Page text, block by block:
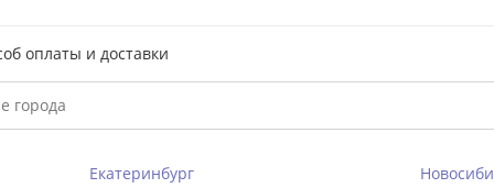
оплаты и доставки
Екатеринбург